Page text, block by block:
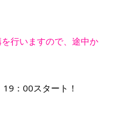
行いますので、途中か
：00スタート！